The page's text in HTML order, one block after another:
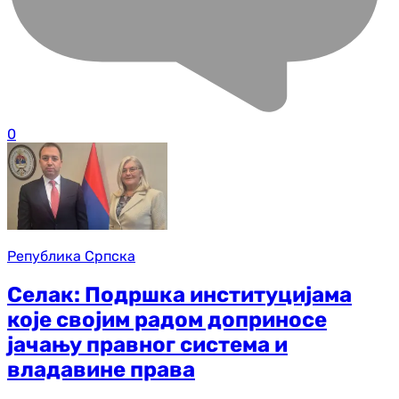
0
Република Српска
Селак: Подршка институцијама
које својим радом доприносе
јачању правног система и
владавине права